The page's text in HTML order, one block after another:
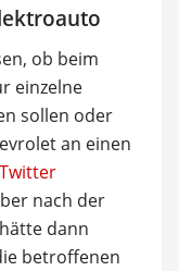
ob beim
einzelne
sollen oder
an einen
nach der
dann
betroffenen